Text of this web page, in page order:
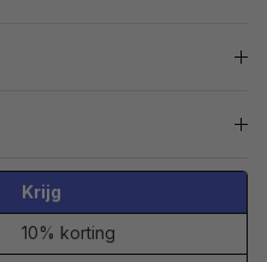
Krijg
10% korting